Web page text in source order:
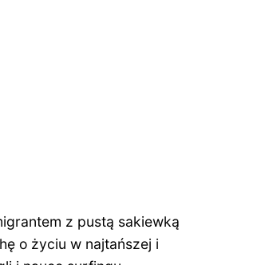
z pustą sakiewką
o życiu w najtańszej i